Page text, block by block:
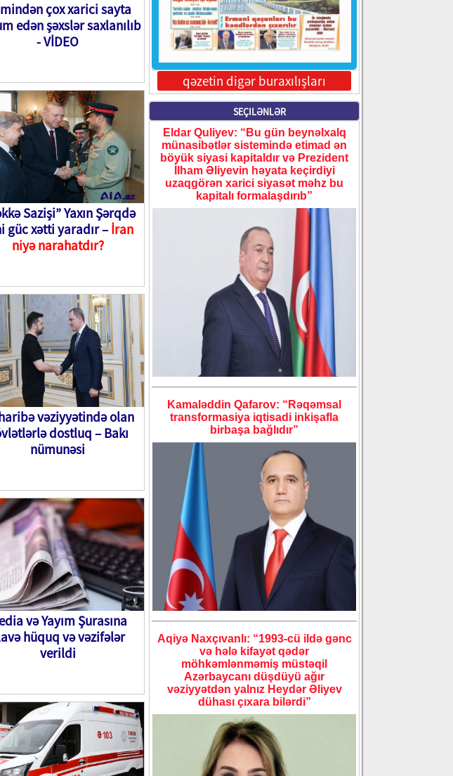
çox xarici sayta
edən şəxslər saxlanılıb
- VİDEO
Sazişi” Yaxın Şərqdə
güc xətti yaradır –İran
niyə narahatdır?
vəziyyətində olan
dostluq – Bakı
nümunəsi
və Yayım Şurasına
hüquq və vəzifələr
verildi
qəzetin digər buraxılışları
SEÇILƏNLƏR
Eldar Quliyev: “Bu gün beynəlxalq
münasibətlər sistemində etimad ən
böyük siyasi kapitaldır və Prezident
İlham Əliyevin həyata keçirdiyi
uzaqgörən xarici siyasət məhz bu
kapitalı formalaşdırıb”
Kamaləddin Qafarov: “Rəqəmsal
transformasiya iqtisadi inkişafla
birbaşa bağlıdır”
Aqiyə Naxçıvanlı: “1993-cü ildə gənc
və hələ kifayət qədər
möhkəmlənməmiş müstəqil
Azərbaycanı düşdüyü ağır
vəziyyətdən yalnız Heydər Əliyev
dühası çıxara bilərdi”